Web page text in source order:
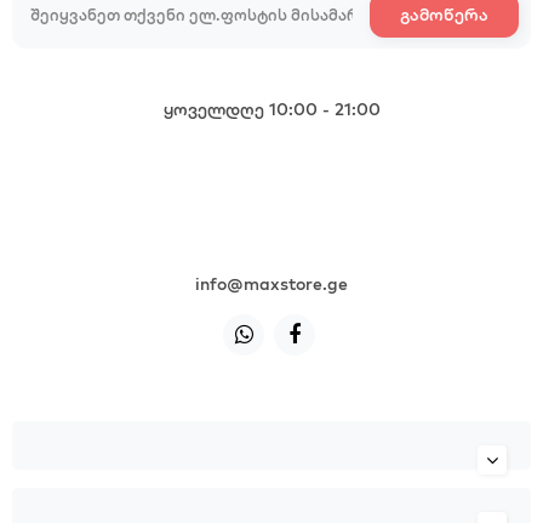
გამოწერა
ყოველდღე 10:00 - 21:00
info@maxstore.ge